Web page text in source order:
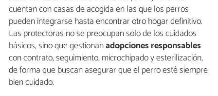
cuentan con casas de acogida en las que los perros
pueden integrarse hasta encontrar otro hogar definitivo.
Las protectoras no se preocupan solo de los cuidados
básicos, sino que gestionanadopciones responsables
con contrato, seguimiento, microchipado y esterilización,
de forma que buscan asegurar que el perro esté siempre
bien cuidado.